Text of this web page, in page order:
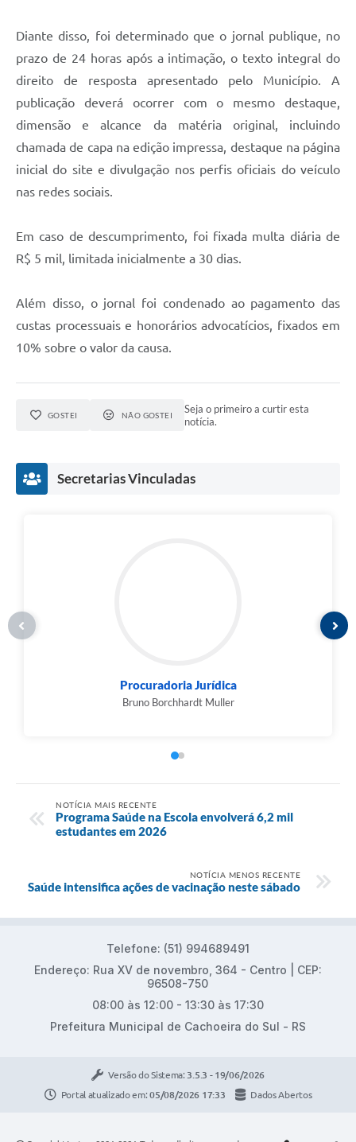
Diante disso, foi determinado que o jornal publique, no
prazo de 24 horas após a intimação, o texto integral do
direito de resposta apresentado pelo Município. A
publicação deverá ocorrer com o mesmo destaque,
dimensão e alcance da matéria original, incluindo
chamada de capa na edição impressa, destaque na página
inicial do site e divulgação nos perfis oficiais do veículo
nas redes sociais.
Em caso de descumprimento, foi fixada multa diária de
R$ 5 mil, limitada inicialmente a 30 dias.
Além disso, o jornal foi condenado ao pagamento das
custas processuais e honorários advocatícios, fixados em
10% sobre o valor da causa.
GOSTEI NÃO GOSTEI
Seja o primeiro a curtir esta
notícia.
Secretarias Vinculadas
Procuradoria Jurídica
Bruno Borchhardt Muller
NOTÍCIA MAIS RECENTE
Programa Saúde na Escola envolverá 6,2 mil
estudantes em 2026
NOTÍCIA MENOS RECENTE
Saúde intensifica ações de vacinação neste sábado
Telefone: (51) 994689491
Endereço: Rua XV de novembro, 364 - Centro | CEP:
96508-750
08:00 às 12:00 - 13:30 às 17:30
Prefeitura Municipal de Cachoeira do Sul - RS
Versão do Sistema: 3.5.3 - 19/06/2026
Portal atualizado em:05/08/2026 17:33 Dados Abertos